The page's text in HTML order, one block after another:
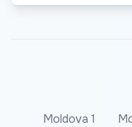
Moldova 1